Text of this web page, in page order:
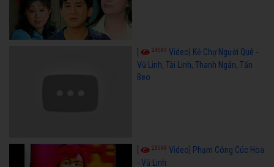
24583 Video] Kẻ Chợ Người Quê -
Vũ Linh, Tài Linh, Thanh Ngân, Tấn
Beo
23599 Video] Phạm Công Cúc Hoa
- Vũ Linh